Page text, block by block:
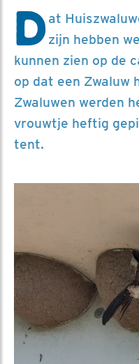
Dat
zijn hebben
kunnen zien op de
op dat een Zwaluw
Zwaluwen werden
vrouwtje heftig
tent.